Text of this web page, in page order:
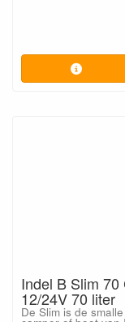
Indel B Slim
12/24V 70 liter
De Slim is de